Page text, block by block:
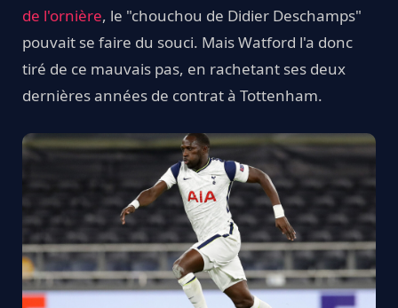
de l'ornière, le "chouchou de Didier Deschamps"
pouvait se faire du souci. Mais Watford l'a donc
tiré de ce mauvais pas, en rachetant ses deux
dernières années de contrat à Tottenham.